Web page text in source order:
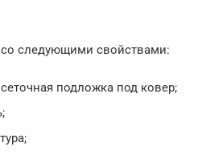
следующими свойствами:
подложка под ковер;